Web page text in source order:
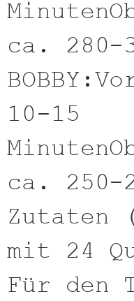
ca. 280-
10-15
ca. 250-
Zutaten
mit 24
Für den